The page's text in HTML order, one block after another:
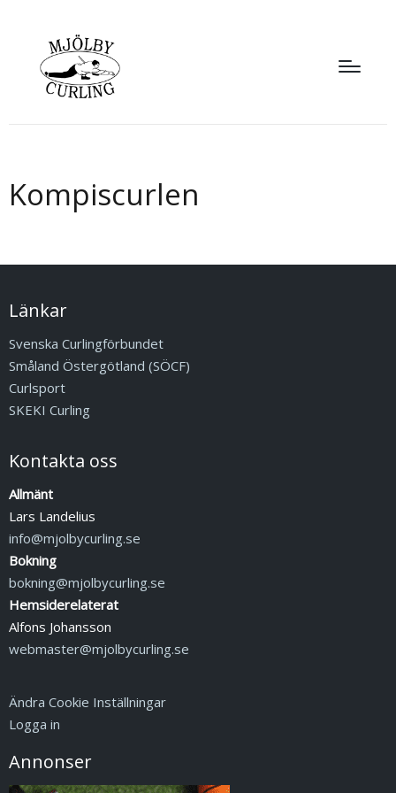
Kompiscurlen
Länkar
Svenska Curlingförbundet
Småland Östergötland (SÖCF)
Curlsport
SKEKI Curling
Kontakta oss
Allmänt
Lars Landelius
info@mjolbycurling.se
Bokning
bokning@mjolbycurling.se
Hemsiderelaterat
Alfons Johansson
webmaster@mjolbycurling.se
Ändra Cookie Inställningar
Logga in
Annonser